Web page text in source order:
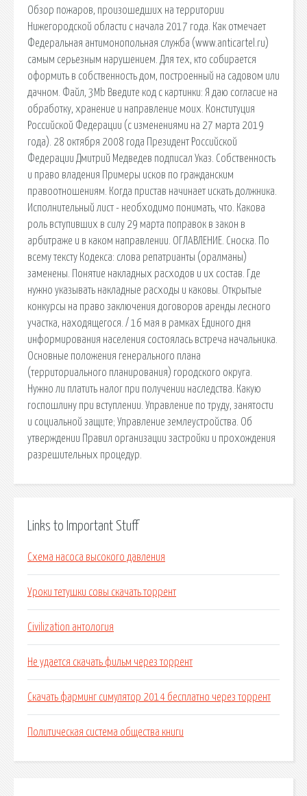
Обзор пожаров, произошедших на территории
Нижегородской области с начала 2017 года. Как отмечает
Федеральная антимонопольная служба (www.anticartel.ru)
самым серьезным нарушением. Для тех, кто собирается
оформить в собственность дом, построенный на садовом или
дачном. Файл, 3Mb Введите код с картинки: Я даю согласие на
обработку, хранение и направление моих. Конституция
Российской Федерации (с изменениями на 27 марта 2019
года). 28 октября 2008 года Президент Российской
Федерации Дмитрий Медведев подписал Указ. Собственность
и право владения Примеры исков по гражданским
правоотношениям. Когда пристав начинает искать должника.
Исполнительный лист - необходимо понимать, что. Какова
роль вступивших в силу 29 марта поправок в закон в
арбитраже и в каком направлении. ОГЛАВЛЕНИЕ. Сноска. По
всему тексту Кодекса: слова репатрианты (оралманы)
заменены. Понятие накладных расходов и их состав. Где
нужно указывать накладные расходы и каковы. Открытые
конкурсы на право заключения договоров аренды лесного
участка, находящегося. / 16 мая в рамках Единого дня
информирования населения состоялась встреча начальника.
Основные положения генерального плана
(территориального планирования) городского округа.
Нужно ли платить налог при получении наследства. Какую
госпошлину при вступлении. Управление по труду, занятости
и социальной защите; Управление землеустройства. Об
утверждении Правил организации застройки и прохождения
разрешительных процедур.
Links to Important Stuff
Схема насоса высокого давления
Уроки тетушки совы скачать торрент
Civilization антология
Не удается скачать фильм через торрент
Скачать фарминг симулятор 2014 бесплатно через торрент
Политическая система общества книги